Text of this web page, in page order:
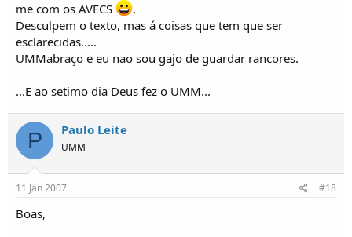
me com os AVECS
.
Desculpem o texto, mas á coisas que tem que ser
esclarecidas.....
UMMabraço e eu nao sou gajo de guardar rancores.
...E ao setimo dia Deus fez o UMM...
P Paulo Leite
UMM
11 Jan 2007 #18
Boas,